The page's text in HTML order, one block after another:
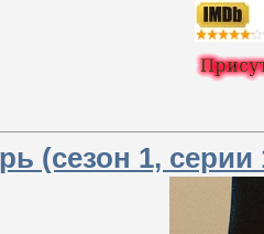
(сезон 1,